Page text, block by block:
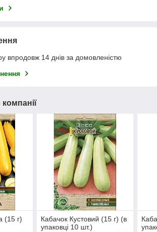
впродовж 14 днів за домовленістю
(15 г)
Кабачок Кустовий (15 г) (в
упаковці 10 шт.)